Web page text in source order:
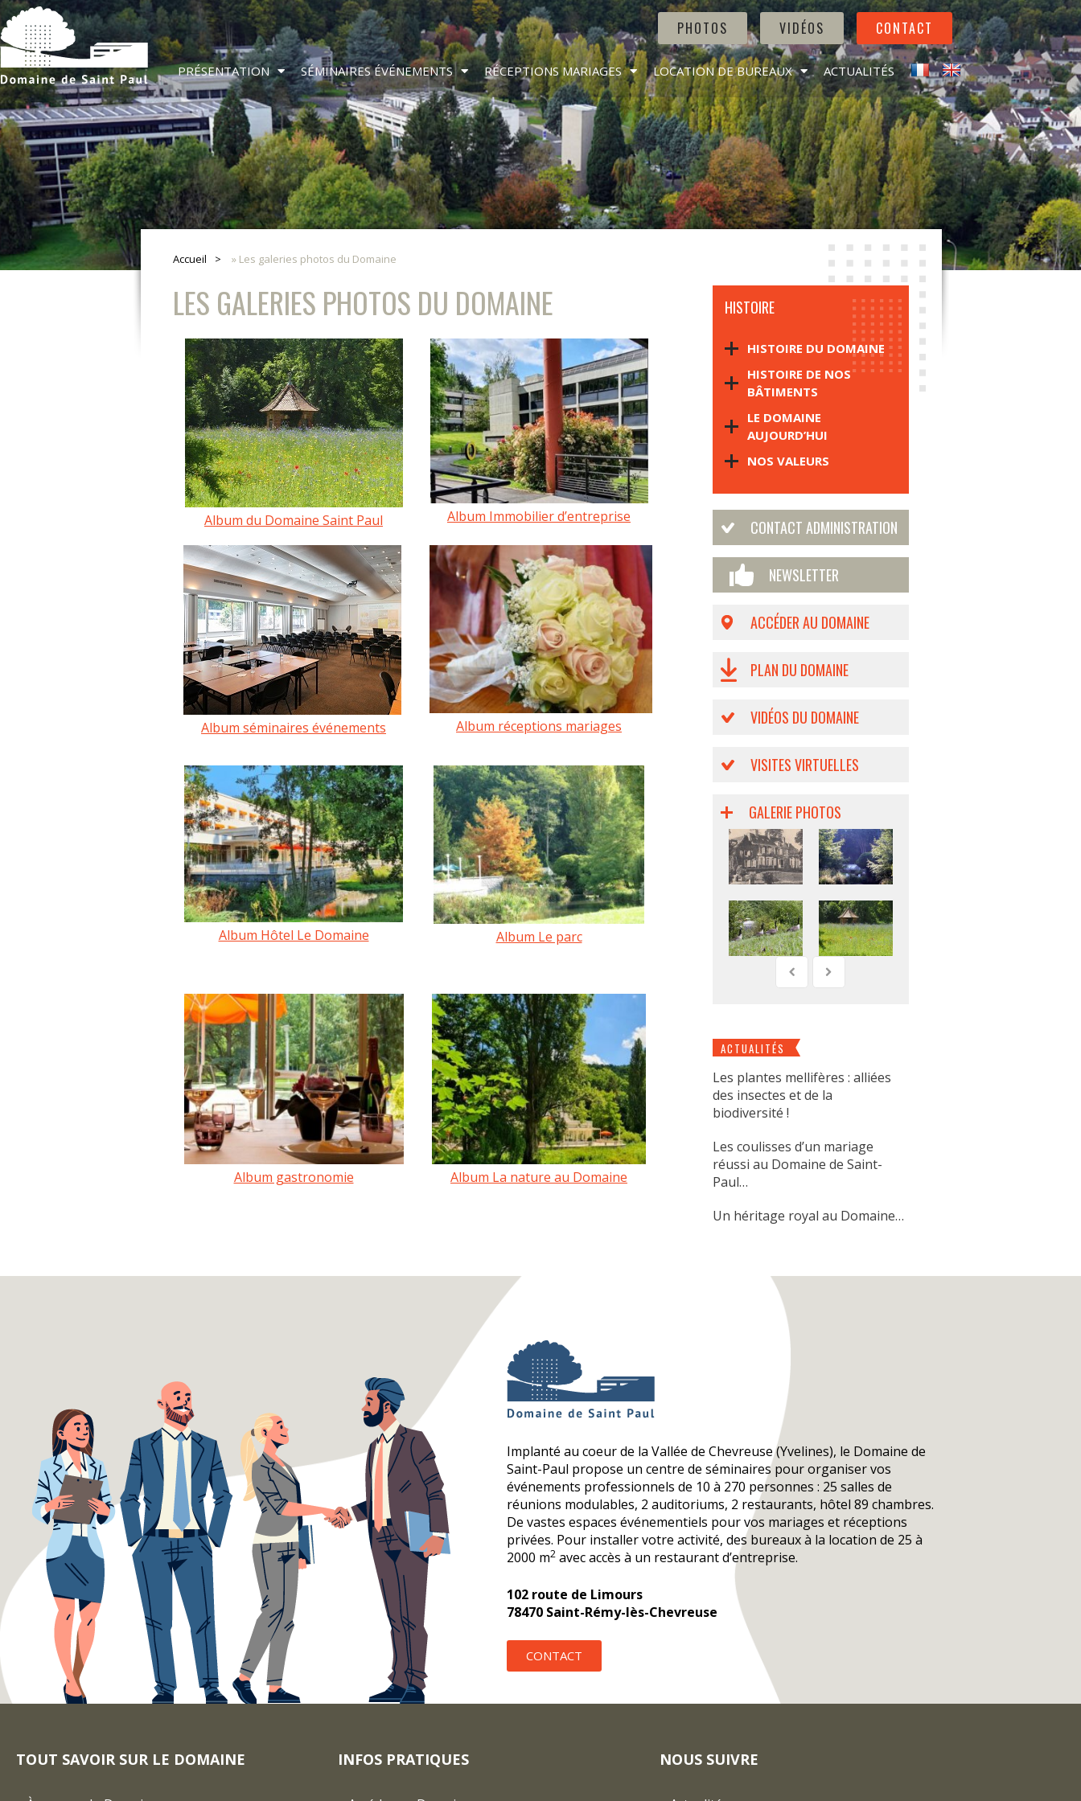
PHOTOS VIDÉOS CONTACT
PRÉSENTATION SÉMINAIRES ÉVÉNEMENTS RÉCEPTIONS MARIAGES LOCATION DE BUREAUX ACTUALITÉS
Accueil » Les galeries photos du Domaine
LES GALERIES PHOTOS DU DOMAINE
Album du Domaine Saint Paul Album Immobilier d’entreprise
Album séminaires événements Album réceptions mariages
Album Hôtel Le Domaine Album Le parc
Album gastronomie Album La nature au Domaine
HISTOIRE
HISTOIRE DU DOMAINE
HISTOIRE DE NOS
BÂTIMENTS
LE DOMAINE
AUJOURD’HUI
NOS VALEURS
CONTACT ADMINISTRATION
NEWSLETTER
ACCÉDER AU DOMAINE
PLAN DU DOMAINE
VIDÉOS DU DOMAINE
VISITES VIRTUELLES
GALERIE PHOTOS
ACTUALITÉS
Les plantes mellifères : alliées
des insectes et de la
biodiversité !
Les coulisses d’un mariage
réussi au Domaine de Saint-
Paul…
Un héritage royal au Domaine…
Implanté au coeur de la Vallée de Chevreuse (Yvelines), le Domaine de
Saint-Paul propose un centre de séminaires pour organiser vos
événements professionnels de 10 à 270 personnes : 25 salles de
réunions modulables, 2 auditoriums, 2 restaurants, hôtel 89 chambres.
De vastes espaces événementiels pour vos mariages et réceptions
privées. Pour installer votre activité, des bureaux à la location de 25 à
2000 m2 avec accès à un restaurant d’entreprise.
102 route de Limours
78470 Saint-Rémy-lès-Chevreuse
CONTACT
TOUT SAVOIR SUR LE DOMAINE INFOS PRATIQUES NOUS SUIVRE